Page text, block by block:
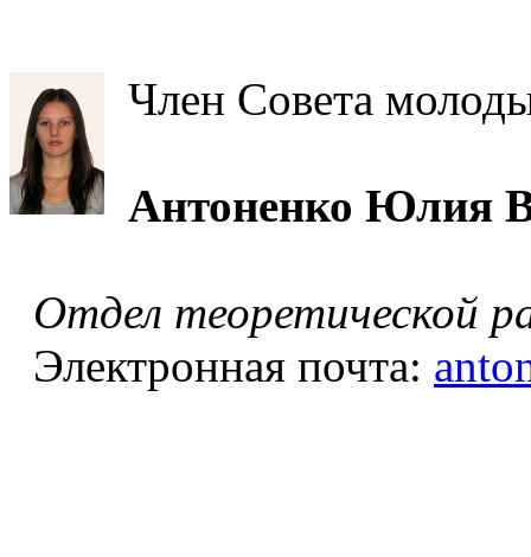
Член Совета
Антоненко Юлия
Отдел теоретической
Электронная почта: